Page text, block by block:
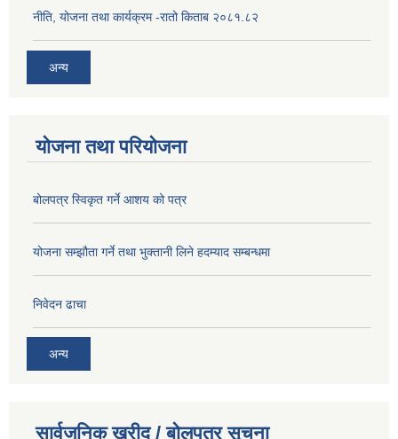
नीति, योजना तथा कार्यक्रम -रातो किताब २०८१.८२
अन्य
योजना तथा परियोजना
बोलपत्र स्विकृत गर्ने आशय को पत्र
योजना सम्झौता गर्ने तथा भुक्तानी लिने हदम्याद सम्बन्धमा
निवेदन ढाचा
अन्य
सार्वजनिक खरीद / बोलपत्र सूचना